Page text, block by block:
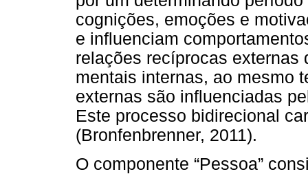
cognições, emoções e
e influenciam
relações recíprocas externas
mentais internas, ao mesmo
externas são influenciadas
Este processo bidirecional
(Bronfenbrenner, 2011).
O componente “Pessoa”